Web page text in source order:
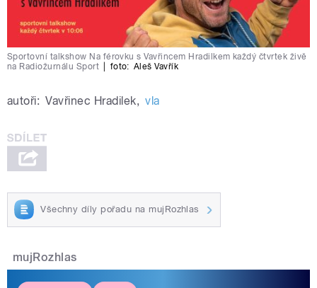
Sportovní talkshow Na férovku s Vavřincem Hradilkem každý čtvrtek živě
na Radiožurnálu Sport
foto: Aleš Vavřík
autoři: Vavřinec Hradilek, vla
Všechny díly pořadu na mujRozhlas
mujRozhlas